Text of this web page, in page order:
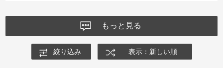
もっと見る
絞り込み 表示：新しい順